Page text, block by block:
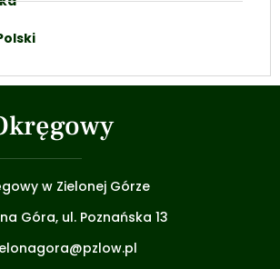
w Zielonej Górze
Góra, ul. Poznańska 13